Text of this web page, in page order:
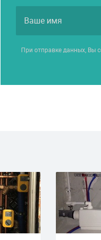
При отправке данных, Вы